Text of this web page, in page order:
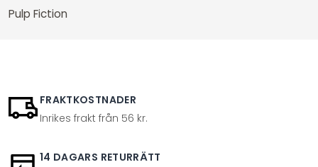
Pulp Fiction
FRAKTKOSTNADER
Inrikes frakt från 56 kr.
14 DAGARS RETURRÄTT